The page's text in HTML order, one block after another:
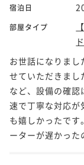
宿泊日
部屋タイプ
お世話になりま
せていただきまし
など、設備の確
速で丁寧な対応が
も嬉しかったで
ーターが遅かった